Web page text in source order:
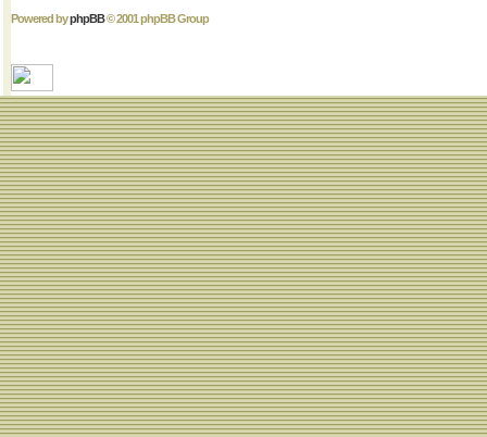
Powered byphpBB© 2001 phpBB Group